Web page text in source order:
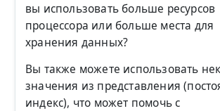
вы использовать больше ресурсов
процессора или больше места для
хранения данных?
Вы также можете использовать
значения из представления
индекс), что может помочь с